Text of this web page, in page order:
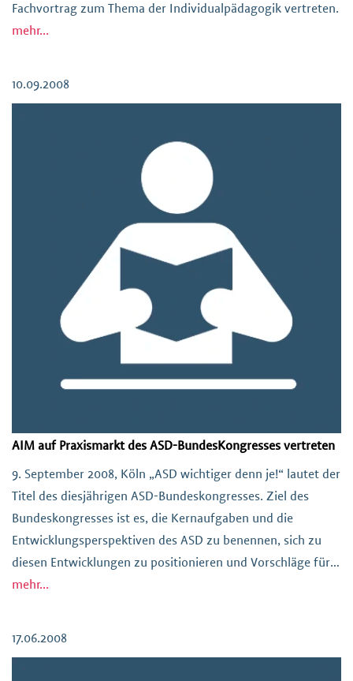
Fachvortrag zum Thema der Individualpädagogik vertreten.
mehr...
10.09.2008
AIM auf Praxismarkt des ASD-BundesKongresses vertreten
9. September 2008, Köln „ASD wichtiger denn je!“ lautet der
Titel des diesjährigen ASD-Bundeskongresses. Ziel des
Bundeskongresses ist es, die Kernaufgaben und die
Entwicklungsperspektiven des ASD zu benennen, sich zu
diesen Entwicklungen zu positionieren und Vorschläge für
konkretes Handeln zu erarbeiten – siehe Anhang. AT-
mehr...
17.06.2008